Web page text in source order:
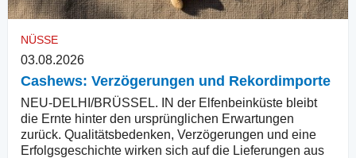
NÜSSE
03.08.2026
Cashews: Verzögerungen und Rekordimporte
NEU-DELHI/BRÜSSEL. IN der Elfenbeinküste bleibt
die Ernte hinter den ursprünglichen Erwartungen
zurück. Qualitätsbedenken, Verzögerungen und eine
Erfolgsgeschichte wirken sich auf die Lieferungen aus